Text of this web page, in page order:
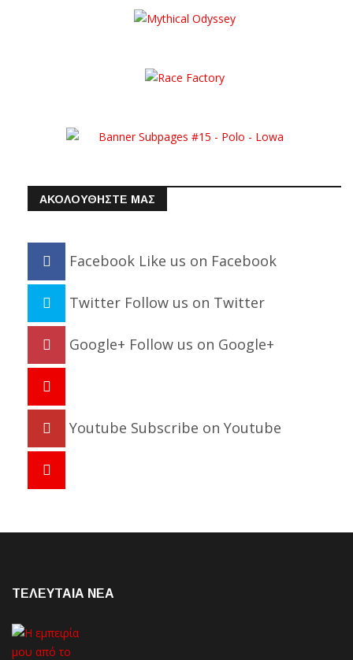
ΑΚΟΛΟΥΘΗΣΤΕ ΜΑΣ
Facebook Like us on Facebook
Twitter Follow us on Twitter
Google+ Follow us on Google+
Youtube Subscribe on Youtube
ΤΕΛΕΥΤΑΙΑ NEA